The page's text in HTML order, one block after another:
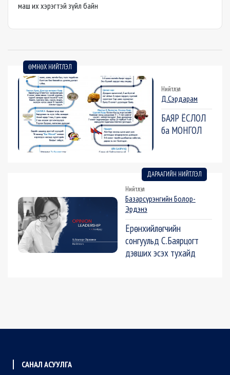
маш их хэрэгтэй зүйл байн
ӨМНӨХ НИЙТЛЭЛ
Нийтлэл
Д.Сэрдарам
БАЯР ЁСЛОЛ
ба МОНГОЛ
ДАРААГИЙН НИЙТЛЭЛ
Нийтлэл
Базарсүрэнгийн Болор-
Эрдэнэ
Ерөнхийлөгчийн
сонгуульд С.Баярцогт
дэвших эсэх тухайд
САНАЛ АСУУЛГА